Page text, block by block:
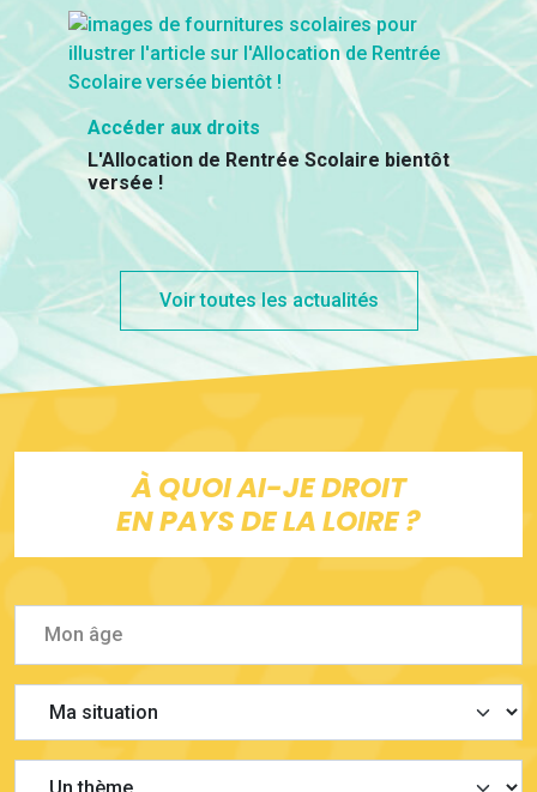
Accéder aux droits
L'Allocation de Rentrée Scolaire bientôt
versée !
Voir toutes les actualités
À QUOI AI-JE DROIT
EN PAYS DE LA LOIRE ?